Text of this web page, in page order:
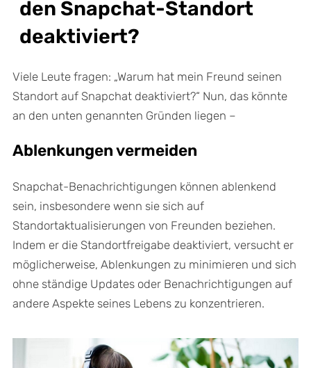
den Snapchat-Standort
deaktiviert?
Viele Leute fragen: „Warum hat mein Freund seinen
Standort auf Snapchat deaktiviert?“ Nun, das könnte
an den unten genannten Gründen liegen –
Ablenkungen vermeiden
Snapchat-Benachrichtigungen können ablenkend
sein, insbesondere wenn sie sich auf
Standortaktualisierungen von Freunden beziehen.
Indem er die Standortfreigabe deaktiviert, versucht er
möglicherweise, Ablenkungen zu minimieren und sich
ohne ständige Updates oder Benachrichtigungen auf
andere Aspekte seines Lebens zu konzentrieren.